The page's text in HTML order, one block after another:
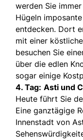
werden Sie
Hügeln
entdecken. Dort
mit einer
besuchen Sie
über die edlen
sogar einige
4. Tag: Asti und
Heute führt Sie
Eine ganztägige
Innenstadt von